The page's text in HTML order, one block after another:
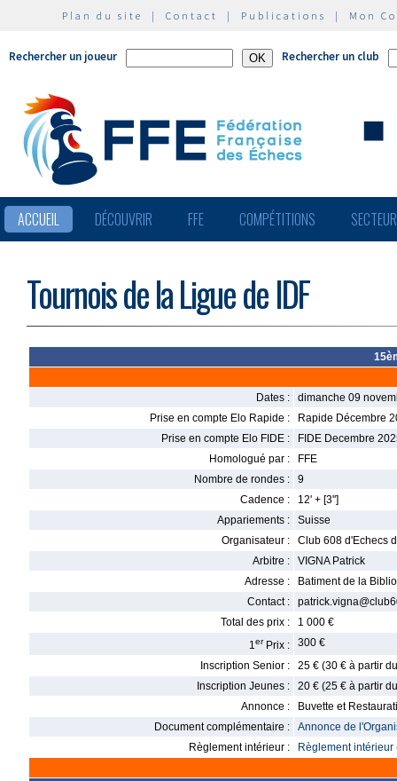
Plan du site | Contact | Publications | Mon
Rechercher un joueur Rechercher un club
ACCUEIL DÉCOUVRIR FFE COMPÉTITIONS
Tournois de la Ligue de IDF
Dates :
dimanche 09
Prise en compte Elo Rapide :
Rapide Décembre
Prise en compte Elo FIDE :
FIDE Decembre
Homologué par :
FFE
Nombre de rondes :
9
Cadence :
12' + [3'']
Appariements :
Suisse
Organisateur :
Club 608 d'Echecs
Arbitre :
VIGNA Patrick
Adresse :
Batiment de la
Contact :
Total des prix :
1 000 €
1er Prix :
300 €
Inscription Senior :
25 € (30 € à partir
Inscription Jeunes :
20 € (25 € à partir
Annonce :
Buvette et
Document complémentaire :
Annonce de
Règlement intérieur :
Règlement intérieur